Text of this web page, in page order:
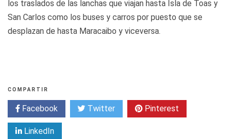
los traslados de las lanchas que viajan hasta Isla de Toas y
San Carlos como los buses y carros por puesto que se
desplazan de hasta Maracaibo y viceversa.
COMPARTIR
Facebook Twitter Pinterest
LinkedIn